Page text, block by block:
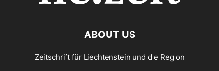
ABOUT US
Zeitschrift für Liechtenstein und die Region